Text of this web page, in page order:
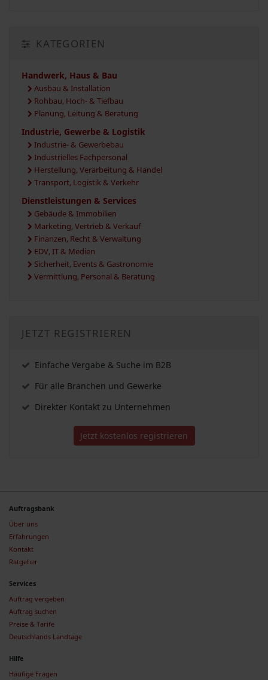
KATEGORIEN
Handwerk, Haus & Bau
Ausbau & Installation
Rohbau, Hoch- & Tiefbau
Planung, Leitung & Beratung
Industrie, Gewerbe & Logistik
Industrie- & Gewerbebau
Industrielles Fachpersonal
Herstellung, Verarbeitung & Handel
Transport, Logistik & Verkehr
Dienstleistungen & Services
Gebäude & Immobilien
Marketing, Vertrieb & Verkauf
Finanzen, Recht & Verwaltung
EDV, IT & Medien
Sicherheit, Events & Gastronomie
Vermittlung, Personal & Beratung
JETZT REGISTRIEREN
Einfache Vergabe & Suche im B2B
Für alle Branchen und Gewerke
Direkter Kontakt zu Unternehmen
Jetzt kostenlos registrieren
Auftragsbank
Über uns
Erfahrungen
Kontakt
Ratgeber
Services
Auftrag vergeben
Auftrag suchen
Preise & Tarife
Deutschlands Landtage
Hilfe
Häufige Fragen